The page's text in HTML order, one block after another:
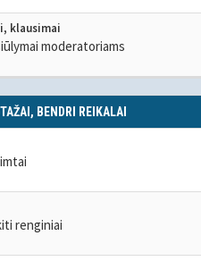
klausimai
moderatoriams
BENDRI REIKALAI
renginiai